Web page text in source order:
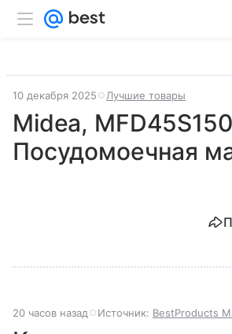
10 декабря 2025 Лучшие товары
Midea,
Посудомоечная
20 часов назад Источник: BestProducts